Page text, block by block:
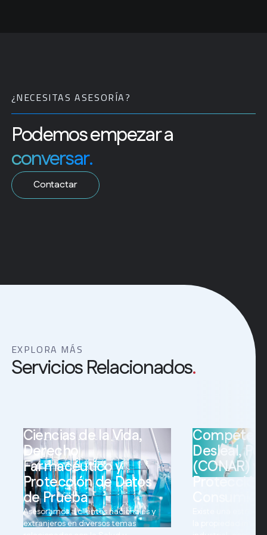
Podemos empezar a
conversar.
¿NECESITAS ASESORÍA?
Contactar
EXPLORA MÁS
Servicios Relacionados.
Ciencias de la Vida,
Derecho
Farmacéutico y
Protección de Datos
de Prueba
Asesoramos a clientes nacionales y
extranjeros en diversos temas
Desleal,
(CONAR) y
Protección